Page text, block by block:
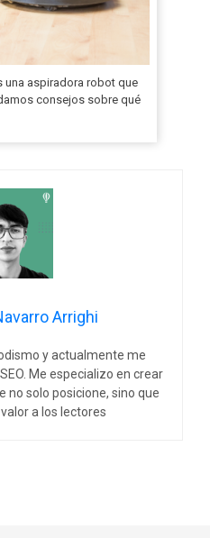
una aspiradora robot que
consejos sobre qué
Arrighi
y actualmente me
Me especializo en crear
solo posicione, sino que
a los lectores